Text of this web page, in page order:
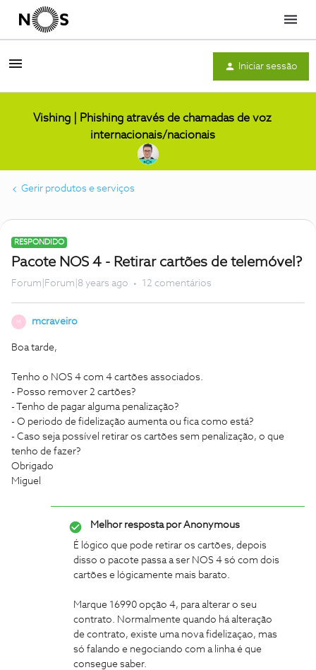
Menu
Iniciar sessão
Vishing | Phishing através de chamadas de voz
internacionais/nacionais
Gerir produtos e serviços
RESPONDIDO
Pacote NOS 4 - Retirar cartões de telemóvel?
Forum|Forum|8 years ago 12 comentários
M mcraveiro
Boa tarde,
Tenho o NOS 4 com 4 cartões associados.
- Posso remover 2 cartões?
- Tenho de pagar alguma penalização?
- O periodo de fidelização aumenta ou fica como está?
- Caso seja possível retirar os cartões sem penalização, o que
tenho de fazer?
Obrigado
Miguel
Melhor resposta porAnonymous
É lógico que pode retirar os cartões, depois
disso o pacote passa a ser NOS 4 só com dois
cartões e lógicamente mais barato.
Marque 16990 opção 4, para alterar o seu
contrato. Normalmente quando há alteração
de contrato, existe uma nova fidelizaçao, mas
só falando e negociando com a linha é que
consegue saber.